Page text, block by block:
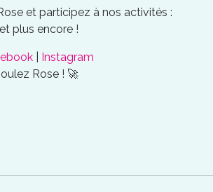
et participez à nos activités :
plus encore !
Instagram
Rose ! 🚀